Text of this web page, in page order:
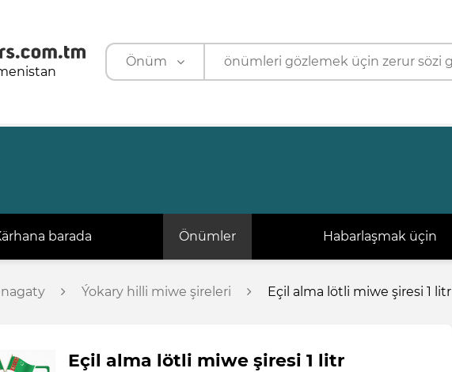
Önüm
Kärhana
barada Önümler Habarlaşmak üçin
Ýokary hilli miwe şireleri Eçil alma lötli miwe şiresi 1 litr
Eçil alma lötli miwe şiresi 1 litr